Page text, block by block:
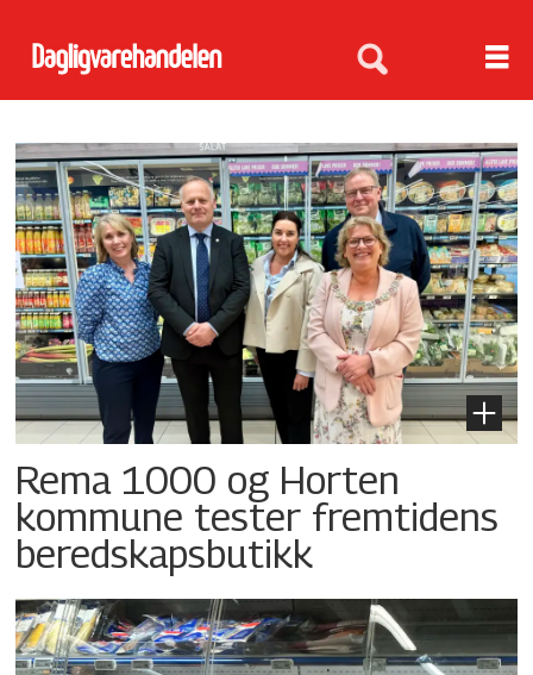
Tag:
beredskapsbutikker
Rema 1000 og Horten
kommune tester fremtidens
beredskapsbutikk